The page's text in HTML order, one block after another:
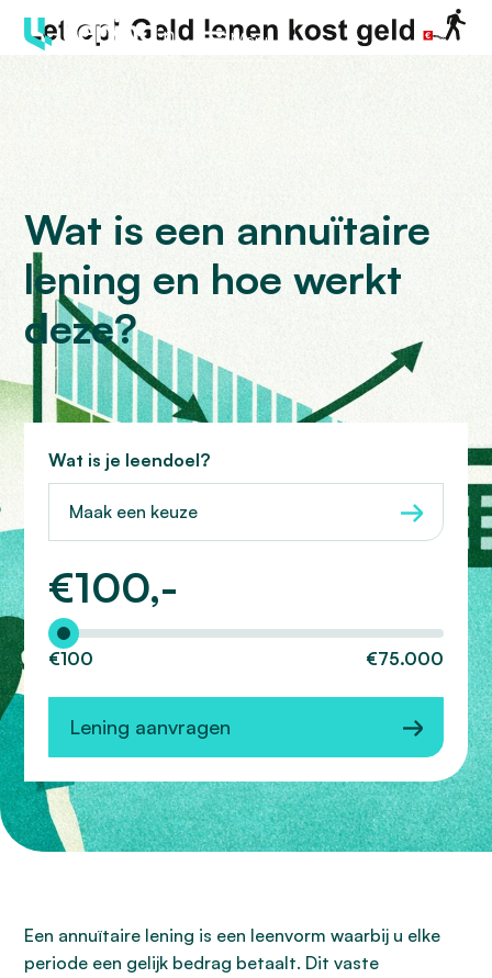
Menu
Wat is een annuïtaire
lening en hoe werkt
deze?
Wat is je leendoel?
Maak een keuze
€100,-
Hoeveel wilt u lenen?
€100 €75.000
Lening aanvragen
Een annuïtaire lening is een leenvorm waarbij u elke
periode een gelijk bedrag betaalt. Dit vaste